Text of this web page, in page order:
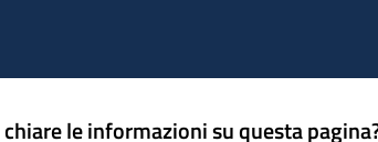
le informazioni su questa